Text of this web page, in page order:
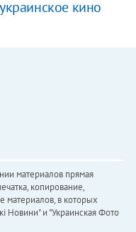
кино
материалов прямая
копирование,
материалов, в которых
Новини" и "Украинская Фото